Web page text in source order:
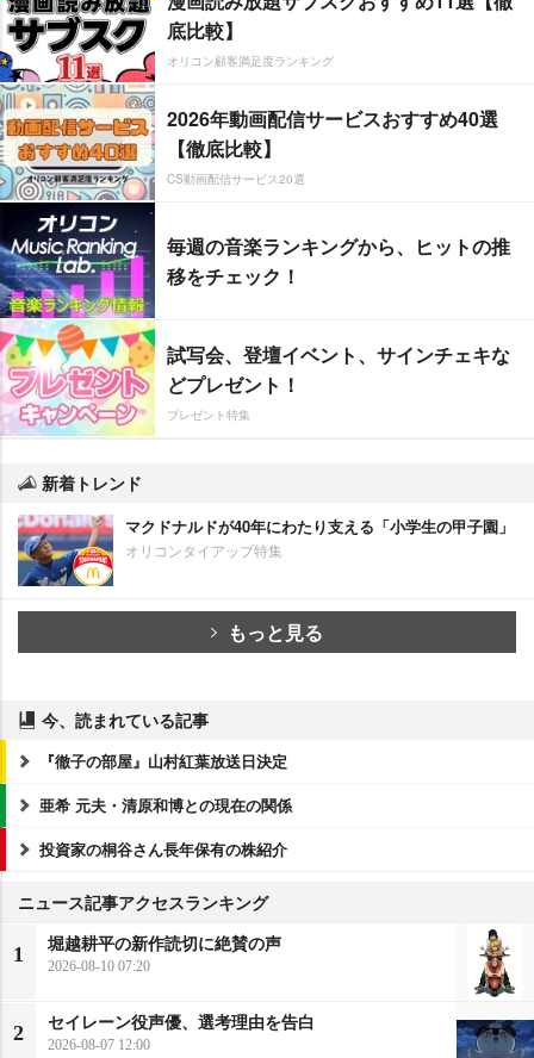
底比較】
オリコン顧客満足度ランキング
2026年動画配信サービスおすすめ40選
【徹底比較】
CS動画配信サービス20選
毎週の音楽ランキングから、ヒットの推
移をチェック！
試写会、登壇イベント、サインチェキな
どプレゼント！
プレゼント特集
新着トレンド
マクドナルドが40年にわたり支える「小学生の甲子園」
オリコンタイアップ特集
もっと見る
今、読まれている記事
『徹子の部屋』山村紅葉放送日決定
亜希 元夫・清原和博との現在の関係
投資家の桐谷さん長年保有の株紹介
ニュース記事アクセスランキング
1
堀越耕平の新作読切に絶賛の声
2026-08-10 07:20
2
セイレーン役声優、選考理由を告白
2026-08-07 12:00